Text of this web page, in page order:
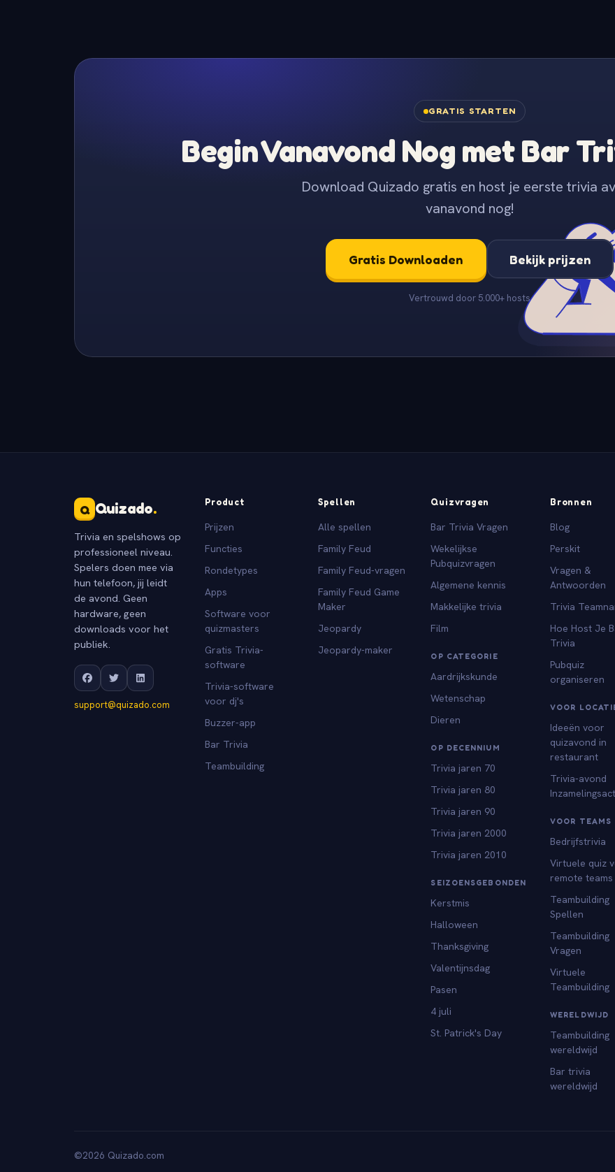
GRATIS STARTEN
Begin Vanavond Nog met Bar
Download Quizado gratis en host je eerste trivia
vanavond nog!
Gratis Downloaden Bekijk prijzen
Vertrouwd door 5.000+ hosts
Q Quizado.
Trivia en spelshows op
professioneel niveau.
Spelers doen mee via
hun telefoon, jij leidt
de avond. Geen
hardware, geen
downloads voor het
publiek.
support@quizado.com
Product
Prijzen
Functies
Rondetypes
Apps
Software voor
quizmasters
Gratis Trivia-
software
Trivia-software
voor dj's
Buzzer-app
Bar Trivia
Teambuilding
Spellen
Alle spellen
Family Feud
Family Feud-vragen
Family Feud Game
Maker
Jeopardy
Jeopardy-maker
Quizvragen
Bar Trivia Vragen
Wekelijkse
Pubquizvragen
Algemene kennis
Makkelijke trivia
Film
OP CATEGORIE
Aardrijkskunde
Wetenschap
Dieren
OP DECENNIUM
Trivia jaren 70
Trivia jaren 80
Trivia jaren 90
Trivia jaren 2000
Trivia jaren 2010
SEIZOENSGEBONDEN
Kerstmis
Halloween
Thanksgiving
Valentijnsdag
Pasen
4 juli
St. Patrick's Day
Bronnen
Blog
Perskit
Vragen &
Antwoorden
Trivia
Hoe Host Je
Trivia
Pubquiz
organiseren
VOOR
Ideeën voor
quizavond in
restaurant
Trivia-avond
VOOR TEAMS
Bedrijfstrivia
Virtuele quiz
remote teams
Teambuilding
Spellen
Teambuilding
Vragen
Virtuele
Teambuilding
WERELDWIJD
Teambuilding
wereldwijd
Bar trivia
wereldwijd
©2026 Quizado.com